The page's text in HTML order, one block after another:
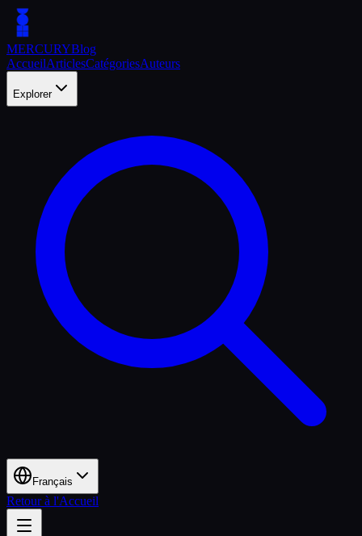
MERCURYBlog
AccueilArticlesCatégoriesAuteurs
Explorer
Français
Retour à l'Accueil